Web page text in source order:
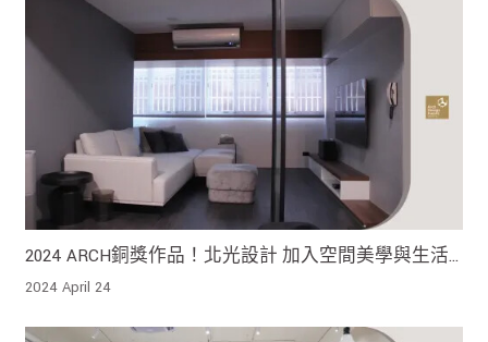
2024 ARCH銅獎作品！北光設計 加入空間美學與生活
機能 讓生活節奏重新接上快樂的旋律
2024 April 24